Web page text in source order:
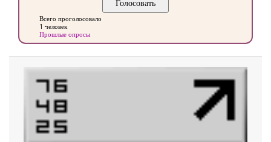
Всего проголосовало
1 человек
Прошлые опросы